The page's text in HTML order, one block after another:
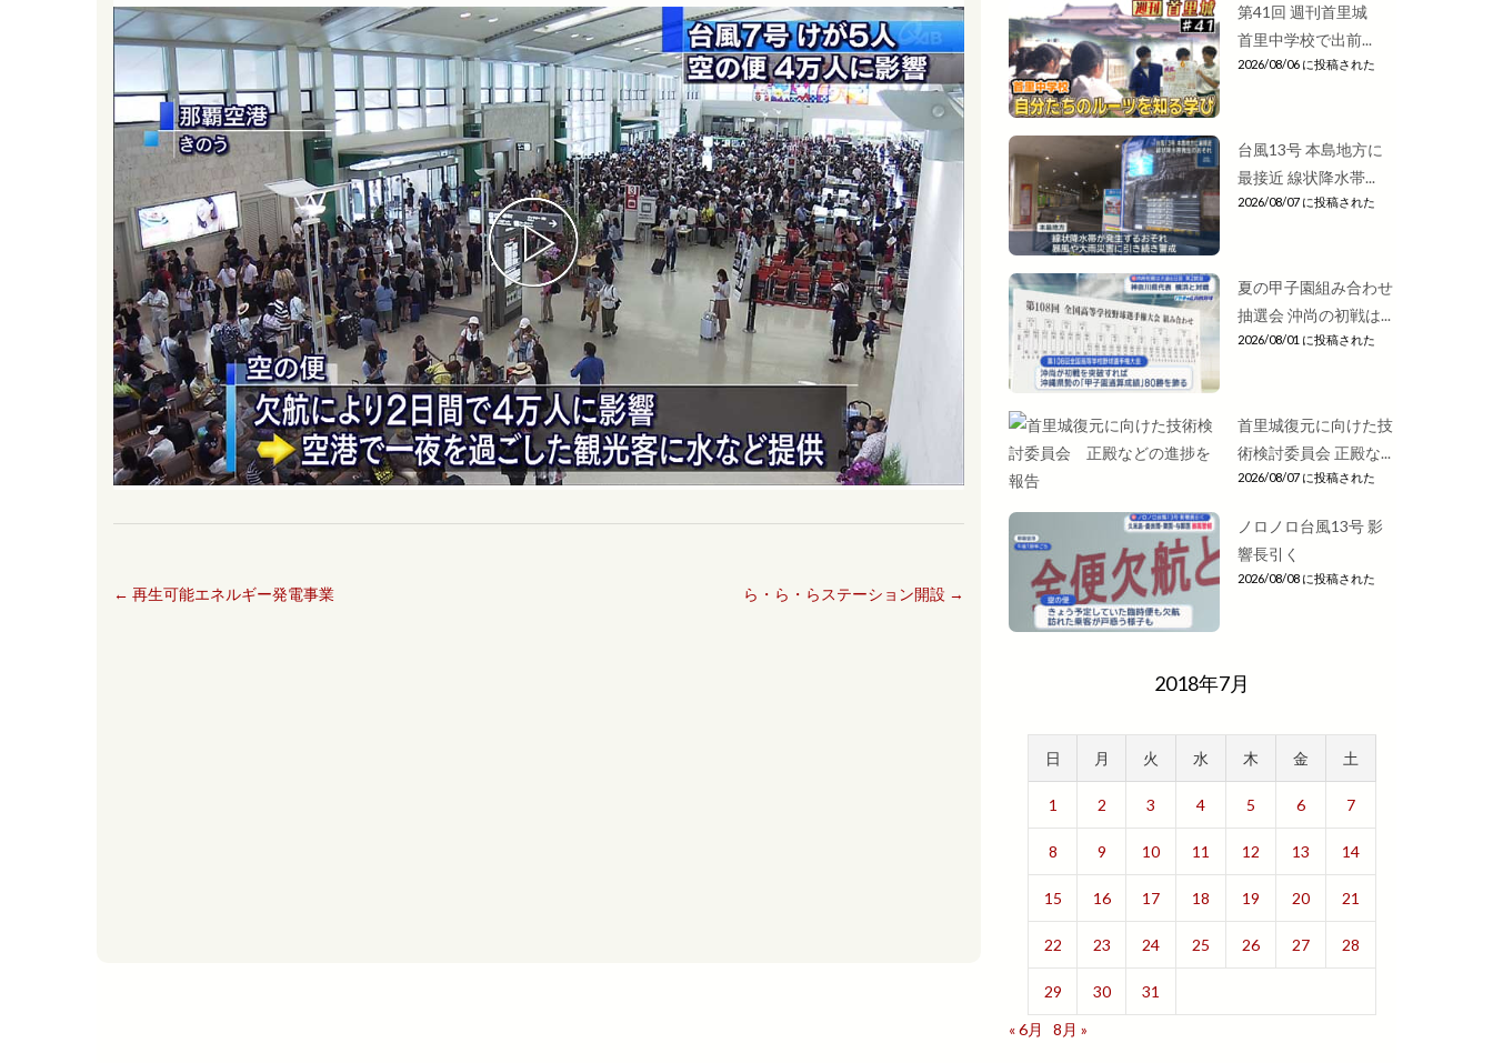
← 再生可能エネルギー発電事業 ら・ら・らステーション開設 →
第41回 週刊首里城
首里中学校で出前...
2026/08/06 に投稿された
台風13号 本島地方に
最接近 線状降水帯...
2026/08/07 に投稿された
夏の甲子園組み合わせ
抽選会 沖尚の初戦は...
2026/08/01 に投稿された
首里城復元に向けた技
術検討委員会 正殿な...
2026/08/07 に投稿された
ノロノロ台風13号 影
響長引く
2026/08/08 に投稿された
2018年7月
日 月 火 水 木 金 土
1 2 3 4 5 6 7
8 9 10 11 12 13 14
15 16 17 18 19 20 21
22 23 24 25 26 27 28
29 30
31
« 6月
8月 »